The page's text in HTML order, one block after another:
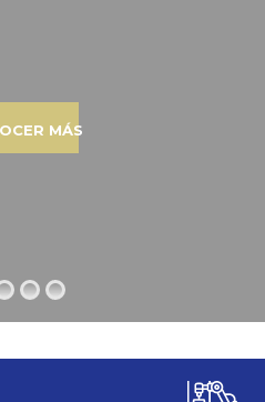
MÁS